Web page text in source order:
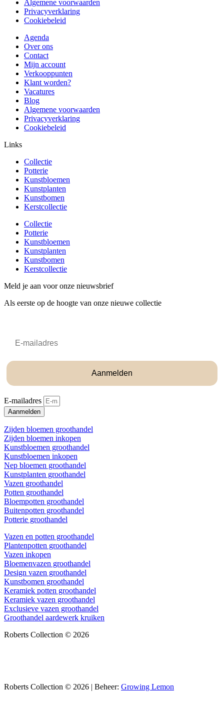
Algemene voorwaarden
Privacyverklaring
Cookiebeleid
Agenda
Over ons
Contact
Mijn account
Verkooppunten
Klant worden?
Vacatures
Blog
Algemene voorwaarden
Privacyverklaring
Cookiebeleid
Links
Collectie
Potterie
Kunstbloemen
Kunstplanten
Kunstbomen
Kerstcollectie
Collectie
Potterie
Kunstbloemen
Kunstplanten
Kunstbomen
Kerstcollectie
Meld je aan voor onze nieuwsbrief
Als eerste op de hoogte van onze nieuwe collectie
Aanmelden
E-mailadres
Aanmelden
Zijden bloemen groothandel
Zijden bloemen inkopen
Kunstbloemen groothandel
Kunstbloemen inkopen
Nep bloemen groothandel
Kunstplanten groothandel
Vazen groothandel
Potten groothandel
Bloempotten groothandel
Buitenpotten groothandel
Potterie groothandel
Vazen en potten groothandel
Plantenpotten groothandel
Vazen inkopen
Bloemenvazen groothandel
Design vazen groothandel
Kunstbomen groothandel
Keramiek potten groothandel
Keramiek vazen groothandel
Exclusieve vazen groothandel
Groothandel aardewerk kruiken
Roberts Collection © 2026
Roberts Collection © 2026 | Beheer: Growing Lemon